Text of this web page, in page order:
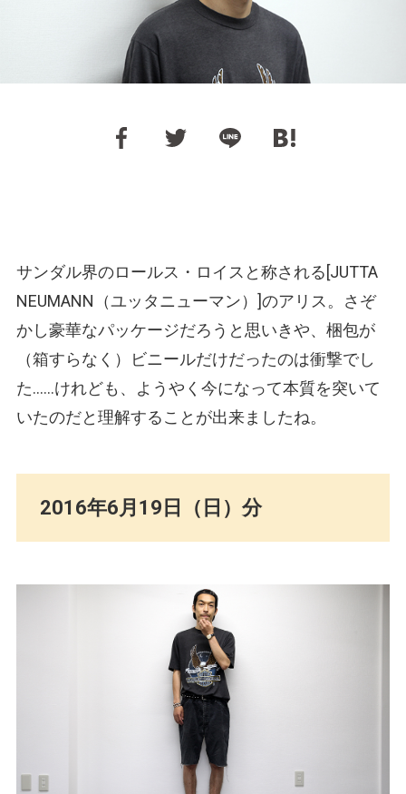
サンダル界のロールス・ロイスと称される[JUTTA
NEUMANN （ユッタニューマン） ]のアリス。さぞ
かし豪華なパッケージだろうと思いきや、梱包が
（箱すらなく）
ビニールだけだったのは衝撃でし
た……けれども、ようやく今になって本質を突いて
いたのだと理解することが出来ましたね。
2016年6月19日（日）分